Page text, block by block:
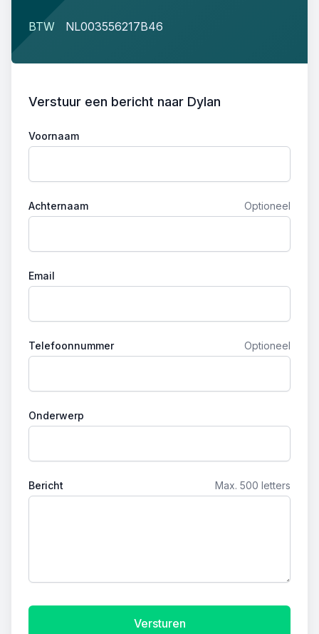
Email
BTW NL003556217B46
Verstuur een bericht naar Dylan
Voornaam
Achternaam Optioneel
Email
Telefoonnummer Optioneel
Onderwerp
Bericht Max. 500 letters
Versturen